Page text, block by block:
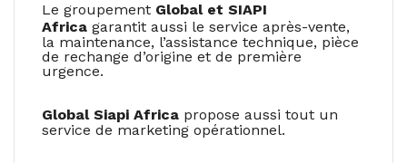
Le groupement Global et SIAPI
Africa garantit aussi le service après-vente,
la maintenance, l’assistance technique, pièce
de rechange d’origine et de première
urgence.
Global Siapi Africa propose aussi tout un
service de marketing opérationnel.